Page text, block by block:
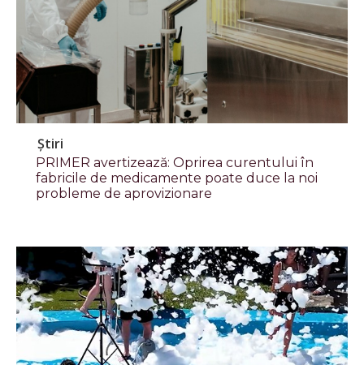
Știri
PRIMER avertizează: Oprirea curentului în
fabricile de medicamente poate duce la noi
probleme de aprovizionare